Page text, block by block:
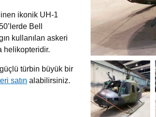
ikonik UH-1
Bell
kullanılan askeri
helikopteridir.
türbin büyük bir
satın alabilirsiniz.